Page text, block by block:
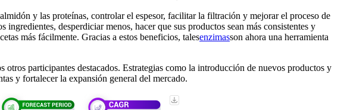
y las proteínas, controlar el espesor, facilitar la filtración y mejorar el proceso de
desperdiciar menos, hacer que sus productos sean más consistentes y
más fácilmente. Gracias a estos beneficios, talesenzimasson ahora una herramienta
participantes destacados. Estrategias como la introducción de nuevos productos y
y fortalecer la expansión general del mercado.